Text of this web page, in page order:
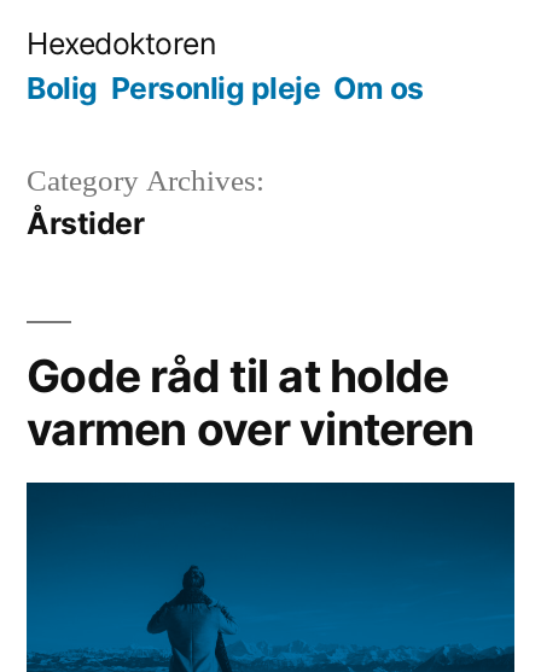
Hexedoktoren
Bolig Personlig pleje Om os
Category Archives:
Årstider
Gode råd til at holde
varmen over vinteren